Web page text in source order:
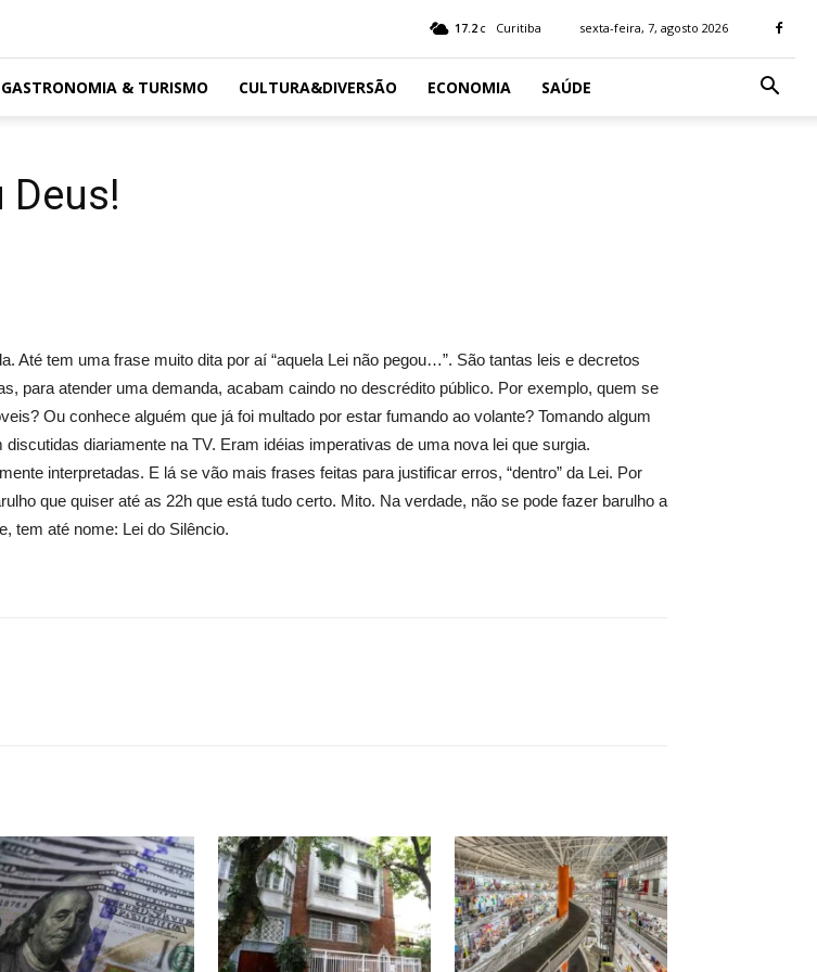
17.2 C Curitiba sexta-feira, 7, agosto 2026
GASTRONOMIA & TURISMO CULTURA&DIVERSÃO ECONOMIA SAÚDE
Deus!
Até tem uma frase muito dita por aí “aquela Lei não pegou…”. São tantas leis e decretos
para atender uma demanda, acabam caindo no descrédito público. Por exemplo, quem se
Ou conhece alguém que já foi multado por estar fumando ao volante? Tomando algum
diariamente na TV. Eram idéias imperativas de uma nova lei que surgia.
interpretadas. E lá se vão mais frases feitas para justificar erros, “dentro” da Lei. Por
que quiser até as 22h que está tudo certo. Mito. Na verdade, não se pode fazer barulho a
tem até nome: Lei do Silêncio.